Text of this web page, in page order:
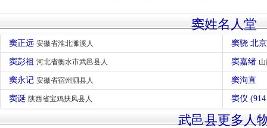
窦姓名人堂
窦正远 安徽省淮北濉溪人 窦骁 北
窦彭祖 河北省衡水市武邑县人 窦嘉绪
窦永记 安徽省宿州泗县人 窦洵直
窦诞 陕西省宝鸡扶风县人 窦仪
武邑县更多人